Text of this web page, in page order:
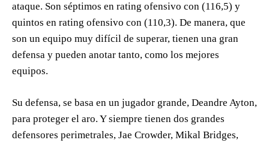
ataque. Son séptimos en rating ofensivo con (116,5) y
quintos en rating ofensivo con (110,3). De manera, que
son un equipo muy difícil de superar, tienen una gran
defensa y pueden anotar tanto, como los mejores
equipos.
Su defensa, se basa en un jugador grande, Deandre Ayton,
para proteger el aro. Y siempre tienen dos grandes
defensores perimetrales, Jae Crowder, Mikal Bridges,